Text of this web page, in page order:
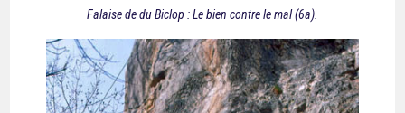
Falaise de du Biclop : Le bien contre le mal (6a).